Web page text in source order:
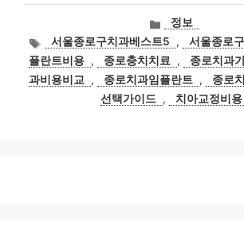
카
테
고
리
정보
태
그
서울종로구치과베스트5 , 서울종로
플란트비용 , 종로충치치료 , 종로치과
과비용비교
, 종로치과임플란트 , 종로
선택가이드 , 치아교정비용